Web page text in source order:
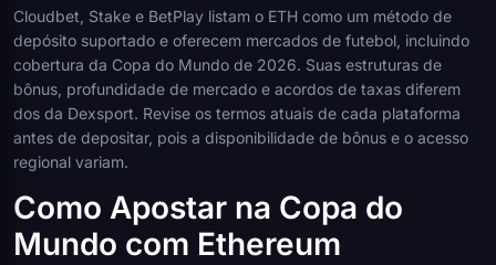
Cloudbet, Stake e BetPlay listam o ETH como um método de
depósito suportado e oferecem mercados de futebol, incluindo
cobertura da Copa do Mundo de 2026. Suas estruturas de
bônus, profundidade de mercado e acordos de taxas diferem
dos da Dexsport. Revise os termos atuais de cada plataforma
antes de depositar, pois a disponibilidade de bônus e o acesso
regional variam.
Como Apostar na Copa do
Mundo com Ethereum